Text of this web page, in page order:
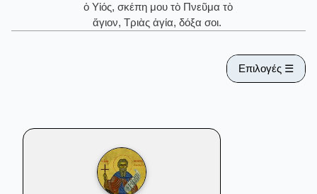
ὁ Υἱός, σκέπη μου τὸ Πνεῦμα τὸ
ἅγιον, Τριὰς ἁγία, δόξα σοι.
Επιλογές ☰